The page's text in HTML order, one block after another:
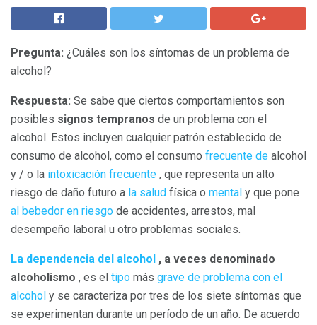
Pregunta: ¿Cuáles son los síntomas de un problema de
alcohol?
Respuesta: Se sabe que ciertos comportamientos son
posibles signos tempranos de un problema con el
alcohol. Estos incluyen cualquier patrón establecido de
consumo de alcohol, como el consumo frecuente de alcohol
y / o la intoxicación frecuente , que representa un alto
riesgo de daño futuro a la salud física o mental y que pone
al bebedor en riesgo de accidentes, arrestos, mal
desempeño laboral u otro problemas sociales.
La dependencia del alcohol , a veces denominado
alcoholismo , es el tipo más grave de problema con el
alcohol y se caracteriza por tres de los siete síntomas que
se experimentan durante un período de un año. De acuerdo